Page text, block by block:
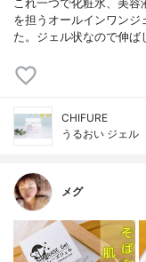
これ一つで化粧水、美
を担うオールインワンジ
た。ジェル状なので伸ば
CHIFURE
うるおい ジェル
メグ